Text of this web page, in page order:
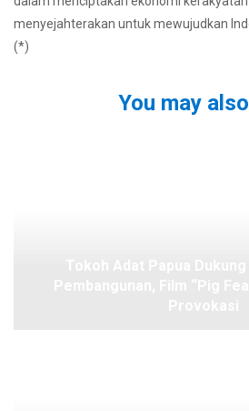
menyejahterakan untuk mewujudkan
(*)
You may